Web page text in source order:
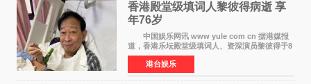
香港殿堂级填词人黎彼得病逝 享
年76岁​
中国娱乐网讯 www yule com cn 据港媒报
道，香港乐坛殿堂级填词人、资深演员黎彼得于8
月5日上午因病离世，终年76岁。好友钟志光透
露，黎彼得今年3月中风后便卧床休养，身体机能
持续衰退，最
港台娱乐